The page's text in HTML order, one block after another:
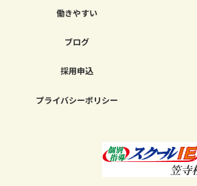
働きやすい
ブログ
採用申込
プライバシーポリシー